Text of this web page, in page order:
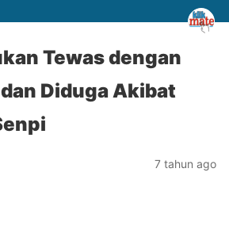
Tewas dengan
Diduga Akibat
7 tahun ago